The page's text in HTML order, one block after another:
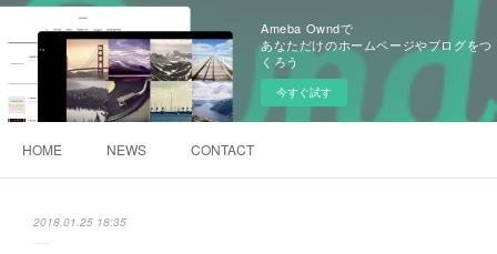
Ameba Owndで
あなただけのホームページやブログをつ
くろう
今すぐ試す
HOME NEWS CONTACT
2018.01.25 18:35